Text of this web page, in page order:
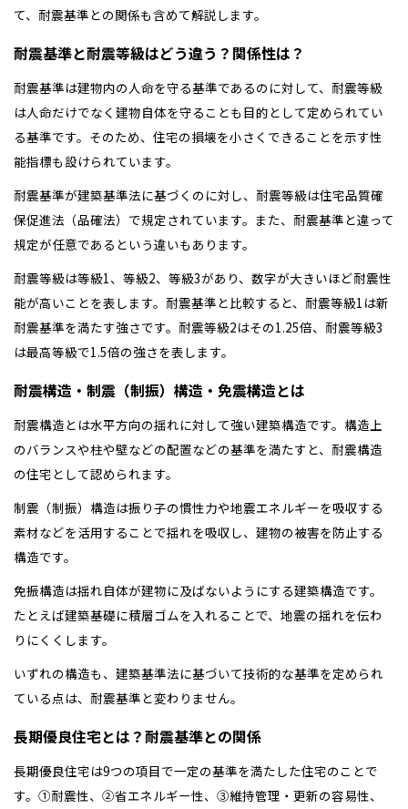
て、耐震基準との関係も含めて解説します。
耐震基準と耐震等級はどう違う？関係性は？
耐震基準は建物内の人命を守る基準であるのに対して、耐震等級
は人命だけでなく建物自体を守ることも目的として定められてい
る基準です。そのため、住宅の損壊を小さくできることを示す性
能指標も設けられています。
耐震基準が建築基準法に基づくのに対し、耐震等級は住宅品質確
保促進法（品確法）で規定されています。また、耐震基準と違って
規定が任意であるという違いもあります。
耐震等級は等級1、等級2、等級3があり、数字が大きいほど耐震性
能が高いことを表します。耐震基準と比較すると、耐震等級1は新
耐震基準を満たす強さです。耐震等級2はその1.25倍、耐震等級3
は最高等級で1.5倍の強さを表します。
耐震構造・制震（制振）構造・免震構造とは
耐震構造とは水平方向の揺れに対して強い建築構造です。構造上
のバランスや柱や壁などの配置などの基準を満たすと、耐震構造
の住宅として認められます。
制震（制振）構造は振り子の慣性力や地震エネルギーを吸収する
素材などを活用することで揺れを吸収し、建物の被害を防止する
構造です。
免振構造は揺れ自体が建物に及ばないようにする建築構造です。
たとえば建築基礎に積層ゴムを入れることで、地震の揺れを伝わ
りにくくします。
いずれの構造も、建築基準法に基づいて技術的な基準を定められ
ている点は、耐震基準と変わりません。
長期優良住宅とは？耐震基準との関係
長期優良住宅は9つの項目で一定の基準を満たした住宅のことで
す。➀耐震性、➁省エネルギー性、➂維持管理・更新の容易性、